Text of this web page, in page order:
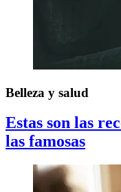
Belleza y salud
Estas son las
las famosas